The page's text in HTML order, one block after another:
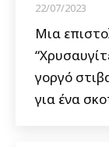
22/07/2023
Μια
γοργό
για ένα